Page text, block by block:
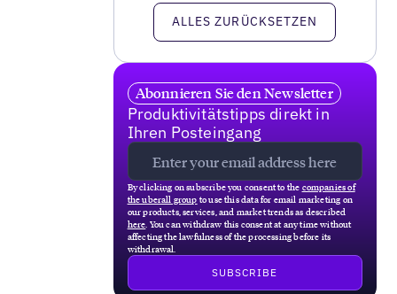
ALLES ZURÜCKSETZEN
Abonnieren Sie den Newsletter
Produktivitätstipps direkt in
Ihren Posteingang
By clicking on subscribe you consent to the companies of
the uberall group to use this data for email marketing on
our products, services, and market trends as described
here. You can withdraw this consent at any time without
affecting the lawfulness of the processing before its
withdrawal.